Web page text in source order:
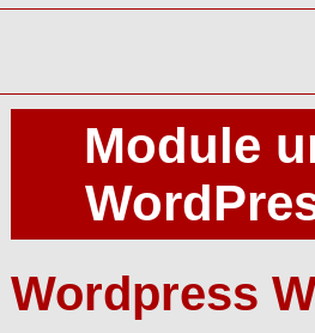
Module
Wordpress